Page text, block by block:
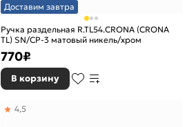
Доставим завтра
Ручка раздельная R.TL54.CRONA (CRONA
TL) SN/CP-3 матовый никель/хром
770₽
В корзину
4,5